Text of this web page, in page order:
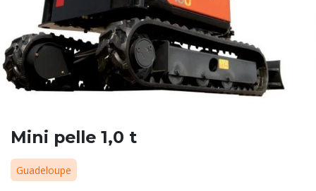
Mini pelle 1,0 t
Guadeloupe